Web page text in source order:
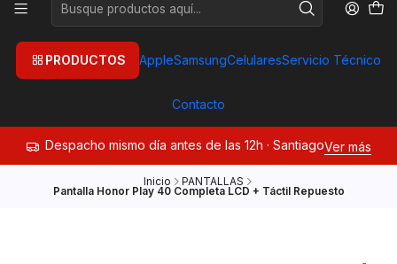
PRODUCTOS AppleSamsungCelularesServicio Técnico
Contacto
Despacho mismo día antes de las 12h · SantiagoVer más
Inicio PANTALLAS
Pantalla Honor Play 40 Completa LCD + Táctil Repuesto